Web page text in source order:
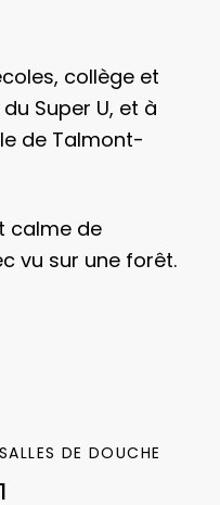
collège et
Super U, et à
de Talmont-
calme de
vu sur une forêt.
à
pièce de vie de
cuisine que
de 12,58 m²,
SALLES DE DOUCHE
1